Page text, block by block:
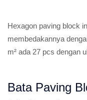
Hexagon paving block
membedakannya
m² ada 27 pcs dengan
Bata Paving